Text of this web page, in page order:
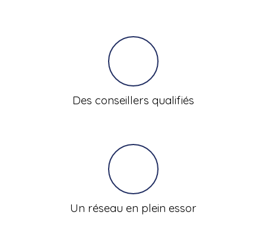
Des conseillers qualifiés
Un réseau en plein essor